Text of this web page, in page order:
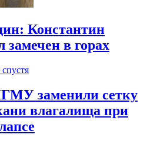
Константин
в горах
спустя
заменили сетку
влагалища при